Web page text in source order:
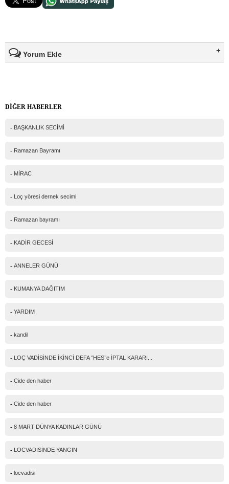
Yorum Ekle
IP Adresiniz
DİĞER HABERLER
- BAŞKANLIK SECİMİ
- Ramazan Bayramı
- MİRAC
- Loç yöresi dernek secimi
- Ramazan bayramı
- KADİR GECESİ
- ANNELER GÜNÜ
- KUMANYA DAĞITIM
- YARDIM
- kandil
- LOÇ VADİSİNDE İKİNCİ DEFA ‘’HES’’e İPTAL KARARI...
- Cide den haber
- Cide den haber
- 8 MART DÜNYA KADINLAR GÜNÜ
- LOCVADİSİNDE YANGIN
- locvadisi